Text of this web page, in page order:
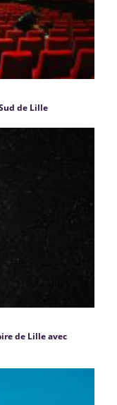
de Lille
de Lille avec